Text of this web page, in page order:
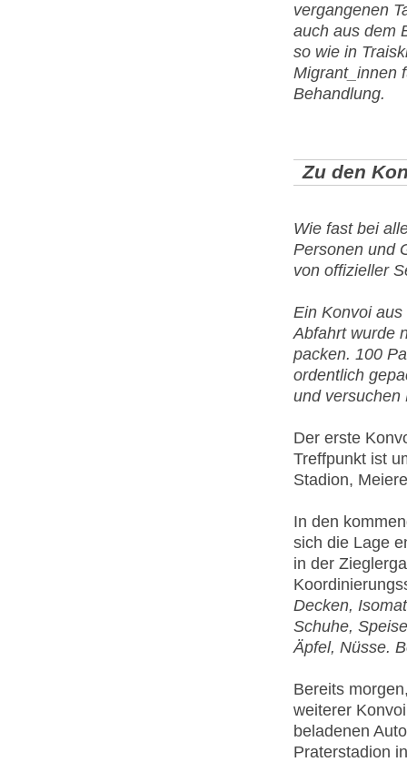
vergangenen
auch aus dem
so wie in
Migrant_innen
Behandlung.
Zu den
Wie fast bei
Personen und
von offizieller
Ein Konvoi aus
Abfahrt wurde
packen. 100
ordentlich
und versuchen
Der erste
Treffpunkt ist
Stadion,
In den
sich die Lage
in der
Decken,
Schuhe,
Äpfel, Nüsse.
Bereits
weiterer
beladenen
Praterstadion